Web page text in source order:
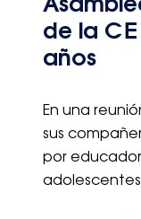
de la
años
En una
sus
por